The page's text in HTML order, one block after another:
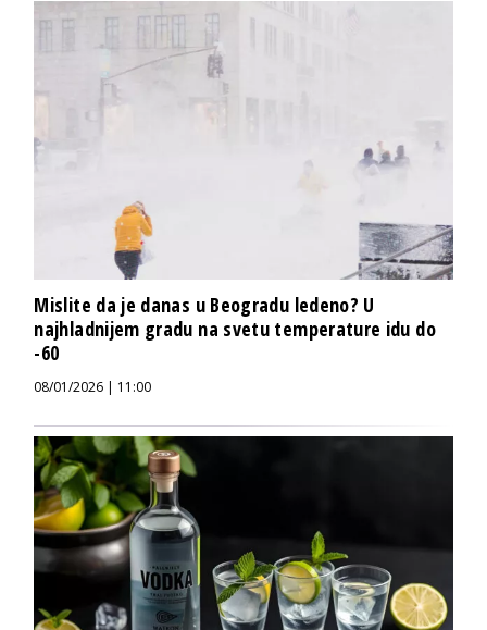
Mislite da je danas u Beogradu ledeno? U
najhladnijem gradu na svetu temperature idu do
-60
08/01/2026 | 11:00